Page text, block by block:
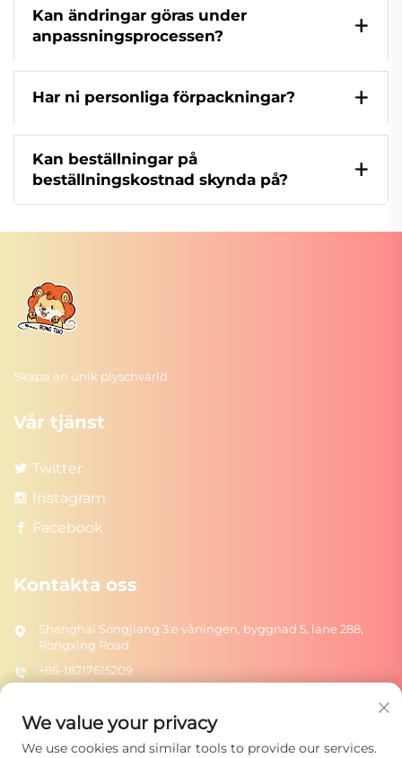
Kan ändringar göras under
anpassningsprocessen?
Har ni personliga förpackningar?
Kan beställningar på
beställningskostnad skynda på?
Skapa en unik plyschvärld
Vår tjänst
Twitter
Instagram
Facebook
Kontakta oss
Shanghai Songjiang 3:e våningen, byggnad 5, lane 288,
Rongxing Road
+86-18217615209
Skicka
We value your privacy
We use cookies and similar tools to provide our services.